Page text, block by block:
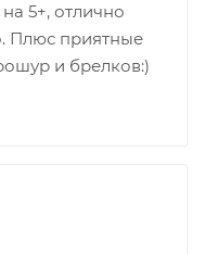
5+, отлично
Плюс приятные
и брелков:)